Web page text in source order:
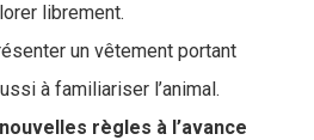
librement.
un vêtement portant
à familiariser l’animal.
règles à l’avance